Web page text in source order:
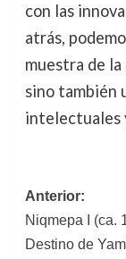
con las
atrás,
muestra de
sino también
intelectuales
de
Anterior:
Niqmepa I (ca.
Destino de